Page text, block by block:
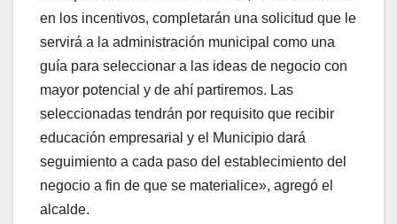
en los incentivos, completarán una solicitud que le
servirá a la administración municipal como una
guía para seleccionar a las ideas de negocio con
mayor potencial y de ahí partiremos. Las
seleccionadas tendrán por requisito que recibir
educación empresarial y el Municipio dará
seguimiento a cada paso del establecimiento del
negocio a fin de que se materialice», agregó el
alcalde.